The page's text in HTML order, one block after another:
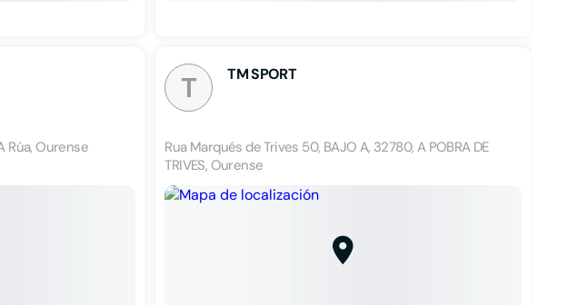
Rúa, Ourense
T TM SPORT
Rua Marqués de Trives 50, BAJO A, 32780, A POBRA DE
TRIVES, Ourense